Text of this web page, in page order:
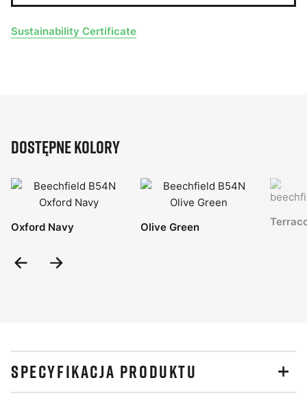
Sustainability Certificate
Dostępne kolory
Oxford Navy Olive Green
Previous
SPECYFIKACJA PRODUKTU